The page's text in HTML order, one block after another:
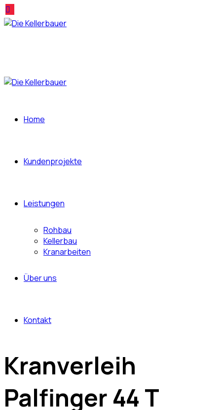
Home
Kundenprojekte
Leistungen
Rohbau
Kellerbau
Kranarbeiten
Über uns
Kontakt
Kranverleih
Palfinger 44 T